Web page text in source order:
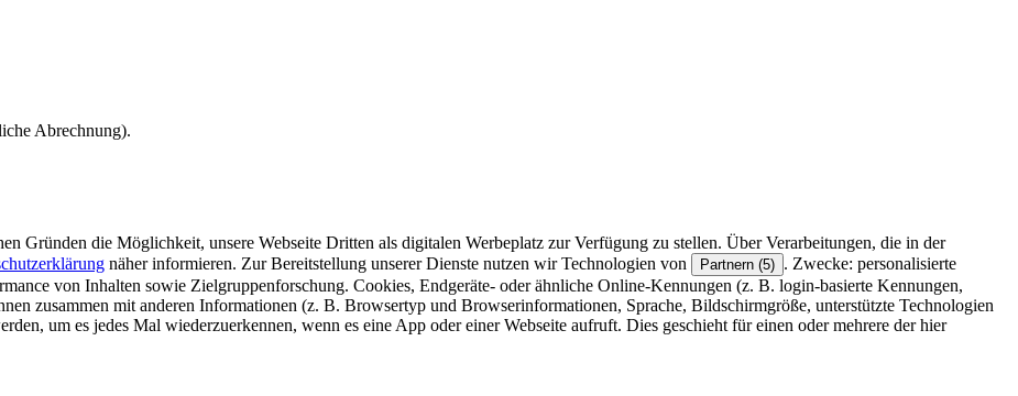
Abrechnung).
Gründen die Möglichkeit, unsere Webseite Dritten als digitalen Werbeplatz zur Verfügung zu stellen. Über Verarbeitungen, die in der
näher informieren. Zur Bereitstellung unserer Dienste nutzen wir Technologien von Partnern (5) . Zwecke: personalisierte
von Inhalten sowie Zielgruppenforschung. Cookies, Endgeräte- oder ähnliche Online-Kennungen (z. B. login-basierte Kennungen,
zusammen mit anderen Informationen (z. B. Browsertyp und Browserinformationen, Sprache, Bildschirmgröße, unterstützte Technologien
um es jedes Mal wiederzuerkennen, wenn es eine App oder einer Webseite aufruft. Dies geschieht für einen oder mehrere der hier